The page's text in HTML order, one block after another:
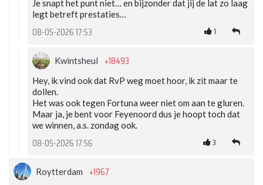
Je snapt het punt niet… en bijzonder dat jij de lat zo laag
legt betreft prestaties…
08-05-2026 17:53 1
Kwintsheul +18493
Hey, ik vind ook dat RvP weg moet hoor, ik zit maar te
dollen.
Het was ook tegen Fortuna weer niet om aan te gluren.
Maar ja, je bent voor Feyenoord dus je hoopt toch dat
we winnen, a.s. zondag ook.
08-05-2026 17:56 3
Roytterdam +1967